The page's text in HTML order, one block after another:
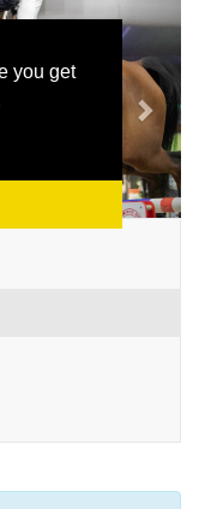
you get
Next